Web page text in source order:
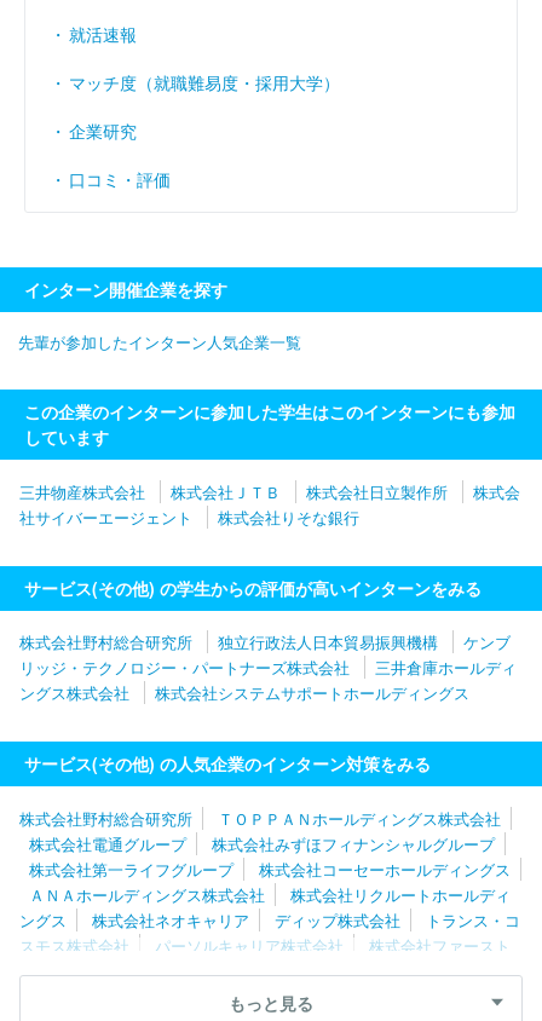
就活速報
マッチ度（就職難易度・採用大学）
企業研究
口コミ・評価
インターン開催企業を探す
先輩が参加したインターン人気企業一覧
この企業のインターンに参加した学生はこのインターンにも参加
しています
三井物産株式会社 株式会社ＪＴＢ 株式会社日立製作所
株式会
社サイバーエージェント
株式会社りそな銀行
サービス(その他) の学生からの評価が高いインターンをみる
株式会社野村総合研究所 独立行政法人日本貿易振興機構
ケンブ
リッジ・テクノロジー・パートナーズ株式会社
三井倉庫ホールディ
ングス株式会社
株式会社システムサポートホールディングス
サービス(その他) の人気企業のインターン対策をみる
株式会社野村総合研究所
ＴＯＰＰＡＮホールディングス株式会社
株式会社電通グループ
株式会社みずほフィナンシャルグループ
株式会社第一ライフグループ
株式会社コーセーホールディングス
ＡＮＡホールディングス株式会社
株式会社リクルートホールディ
ングス
株式会社ネオキャリア ディップ株式会社
トランス・コ
スモス株式会社
パーソルキャリア株式会社
株式会社ファースト
リテイリング
エン株式会社 株式会社東芝
東京電力ホールディ
レイス株式会社 コナミグループ株式会社
株式
もっと見る